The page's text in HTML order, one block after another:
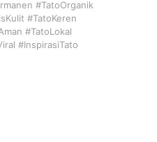
#TatoOrganik
#TatoKeren
#TatoLokal
#InspirasiTato